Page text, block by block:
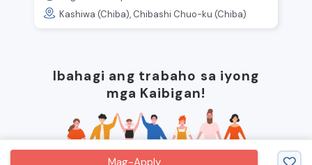
Mag-Apply
tauhan para sa suporta sa paglipat.
Kashiwa (Chiba), Chibashi Chuo-ku (Chiba)
Ibahagi ang trabaho sa iyong
mga Kaibigan!